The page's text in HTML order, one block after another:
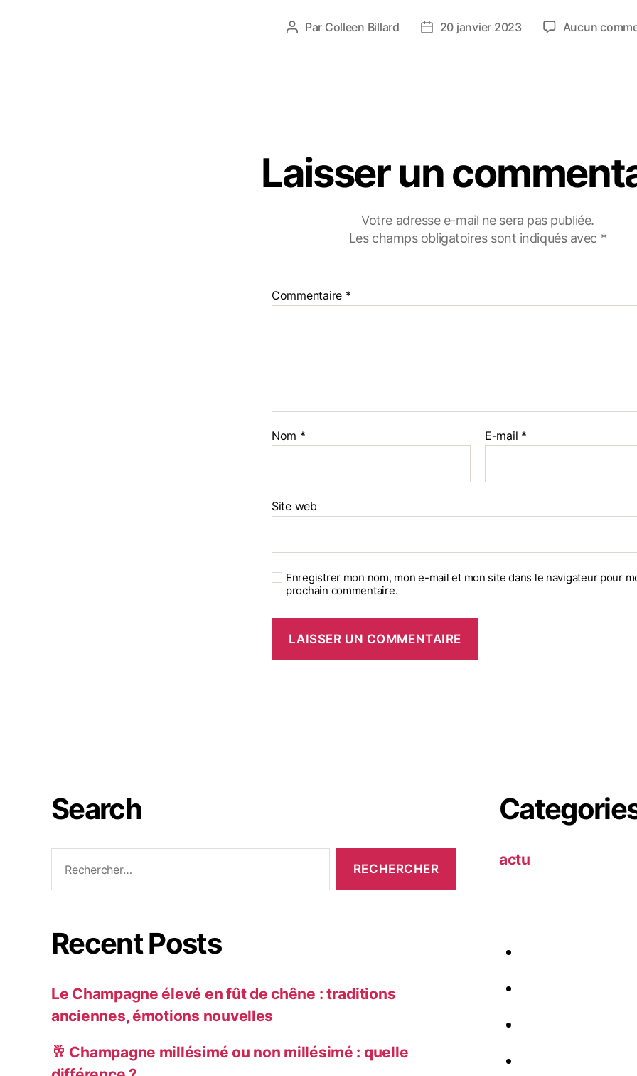
Auteur
Par Colleen Billard
Date20 janvier 2023 Aucun
Laisser un
Votre adresse e-mail ne sera pas publiée.
Les champs obligatoires sont indiqués avec *
Commentaire *
Nom * E-mail *
Site web
Enregistrer mon nom, mon e-mail et mon site dans le navigateur pour
prochain commentaire.
Search
Recent Posts
Le Champagne élevé en fût de chêne : traditions
anciennes, émotions nouvelles
🥂 Champagne millésimé ou non millésimé : quelle
actu